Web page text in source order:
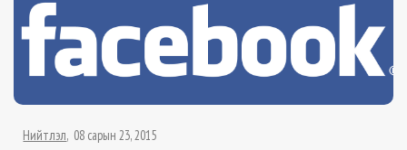
Нийтлэл 08 сарын 23, 2015